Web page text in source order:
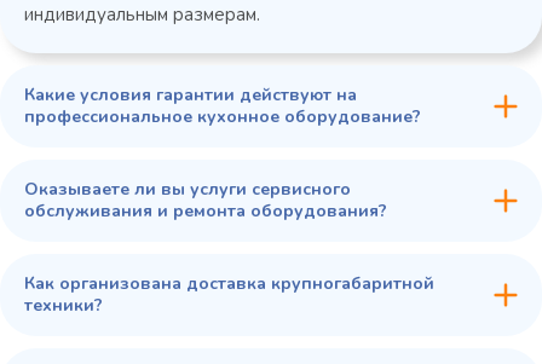
индивидуальным размерам.
Какие условия гарантии действуют на
профессиональное кухонное оборудование?
Оказываете ли вы услуги сервисного
обслуживания и ремонта оборудования?
Как организована доставка крупногабаритной
техники?